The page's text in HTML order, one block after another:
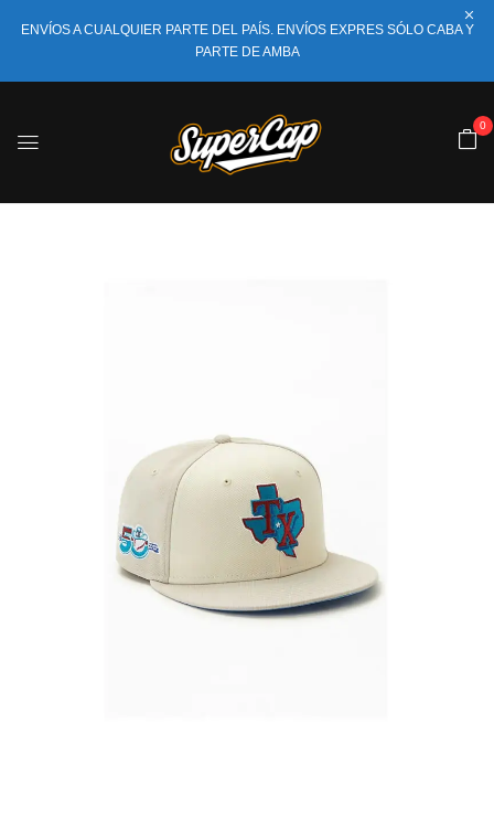
ENVÍOS A CUALQUIER PARTE DEL PAÍS. ENVÍOS EXPRES SÓLO CABA Y
PARTE DE AMBA
0